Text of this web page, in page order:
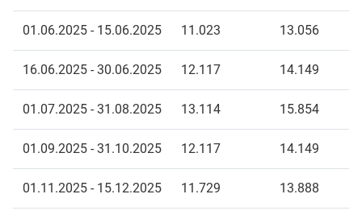
01.06.2025 - 15.06.2025 11.023 13.056
16.06.2025 - 30.06.2025 12.117 14.149
01.07.2025 - 31.08.2025 13.114 15.854
01.09.2025 - 31.10.2025 12.117 14.149
01.11.2025 - 15.12.2025 11.729 13.888